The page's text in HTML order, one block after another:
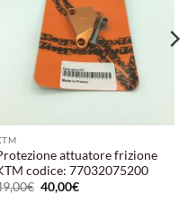
attuatore frizione
codice: 77032075200
€ Il
prezzo
40,00€Il